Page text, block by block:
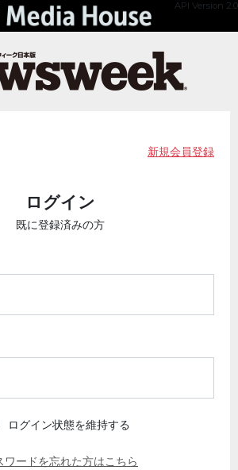
API Version 2.0
新規会員登録
ログイン
既に登録済みの方
ログイン状態を維持する
ワードを忘れた方はこちら